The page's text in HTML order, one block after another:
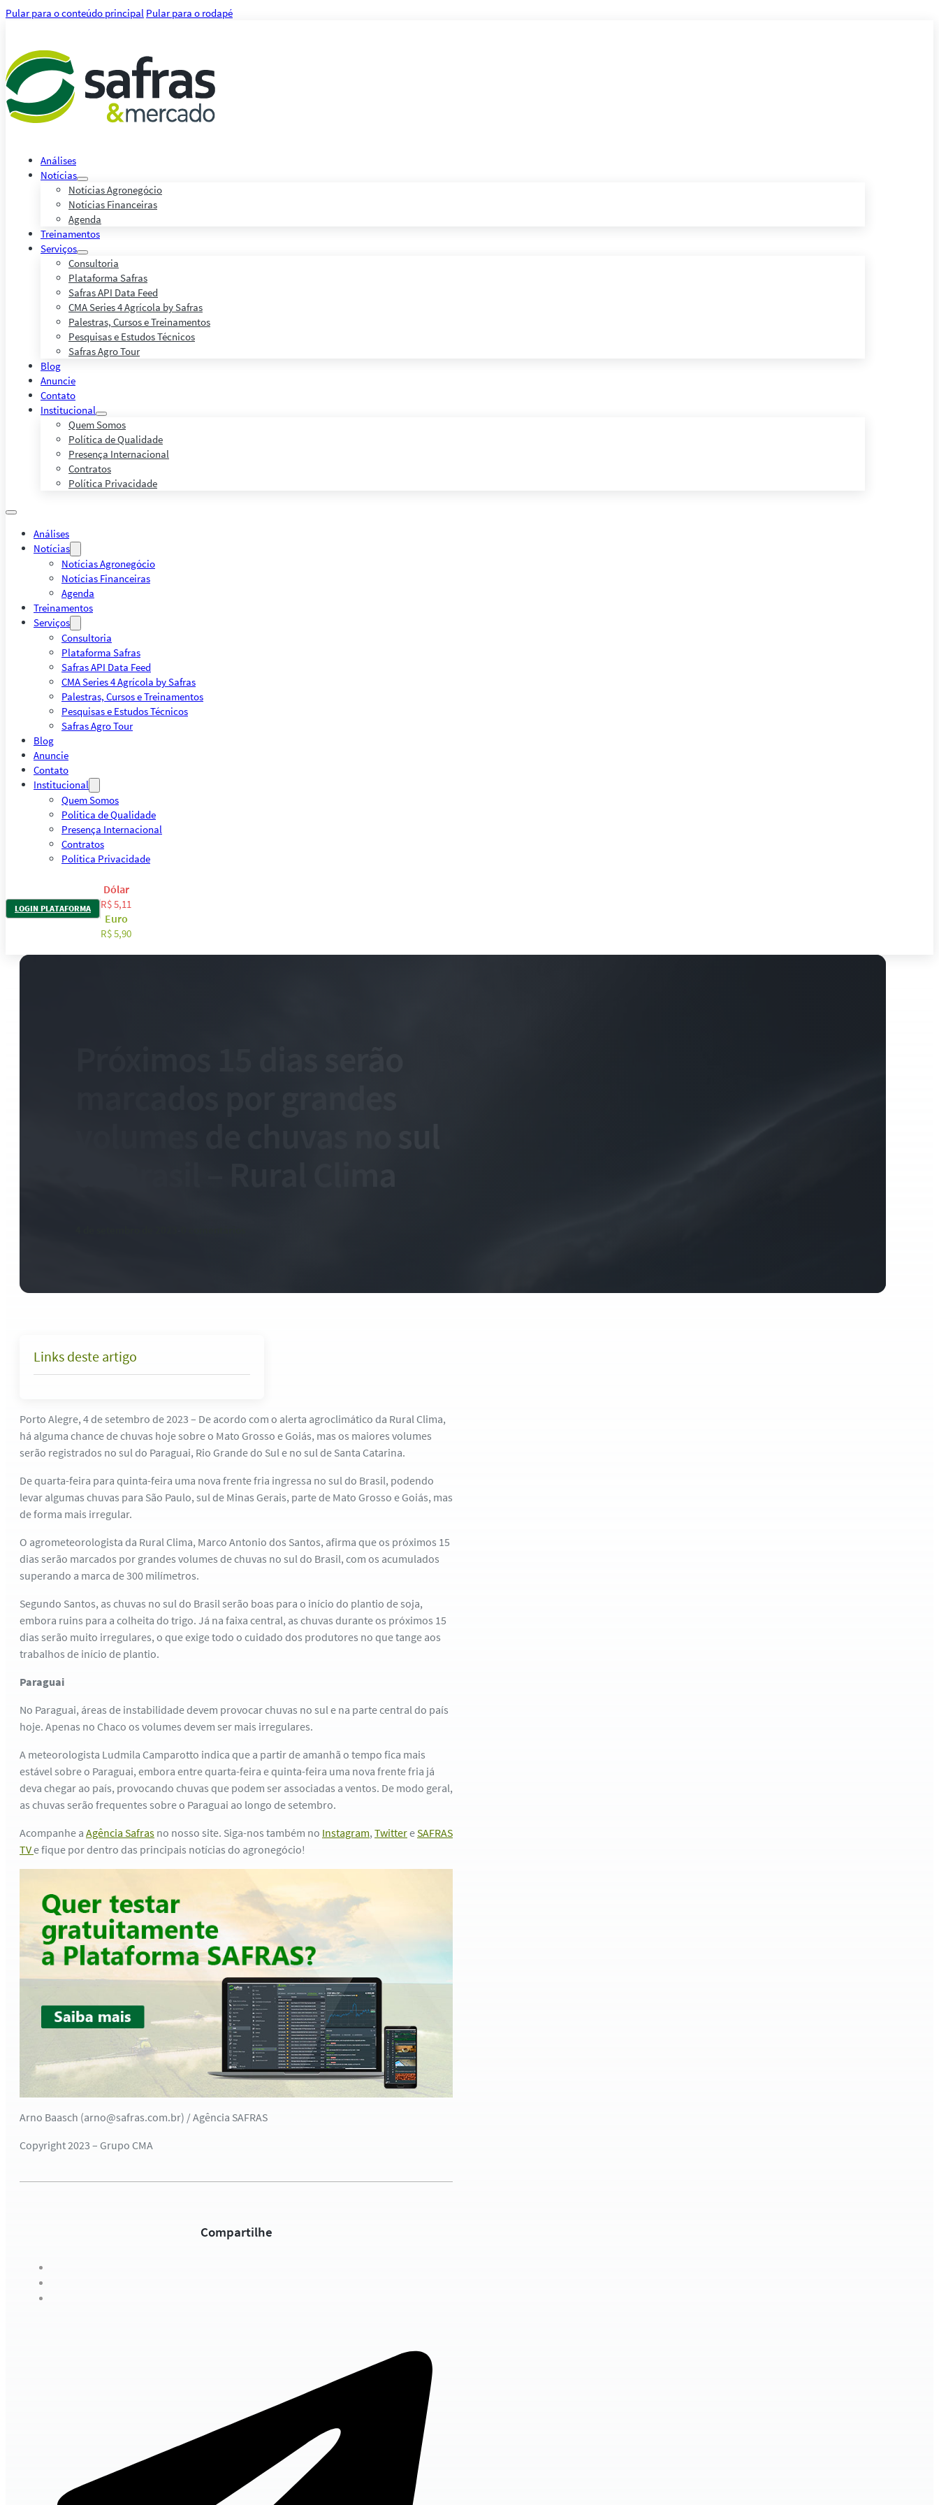
Pular para o conteúdo principal Pular para o rodapé
Análises
Notícias
Notícias Agronegócio
Notícias Financeiras
Agenda
Treinamentos
Serviços
Consultoria
Plataforma Safras
Safras API Data Feed
CMA Series 4 Agrícola by Safras
Palestras, Cursos e Treinamentos
Pesquisas e Estudos Técnicos
Safras Agro Tour
Blog
Anuncie
Contato
Institucional
Quem Somos
Política de Qualidade
Presença Internacional
Contratos
Política Privacidade
Análises
Notícias
Notícias Agronegócio
Notícias Financeiras
Agenda
Treinamentos
Serviços
Consultoria
Plataforma Safras
Safras API Data Feed
CMA Series 4 Agrícola by Safras
Palestras, Cursos e Treinamentos
Pesquisas e Estudos Técnicos
Safras Agro Tour
Blog
Anuncie
Contato
Institucional
Quem Somos
Política de Qualidade
Presença Internacional
Contratos
Política Privacidade
LOGIN PLATAFORMA
Dólar
R$ 5,11
Euro
R$ 5,90
Links deste artigo
Porto Alegre, 4 de setembro de 2023 – De acordo com o alerta agroclimático da Rural Clima,
há alguma chance de chuvas hoje sobre o Mato Grosso e Goiás, mas os maiores volumes
serão registrados no sul do Paraguai, Rio Grande do Sul e no sul de Santa Catarina.
De quarta-feira para quinta-feira uma nova frente fria ingressa no sul do Brasil, podendo
levar algumas chuvas para São Paulo, sul de Minas Gerais, parte de Mato Grosso e Goiás, mas
de forma mais irregular.
O agrometeorologista da Rural Clima, Marco Antonio dos Santos, afirma que os próximos 15
dias serão marcados por grandes volumes de chuvas no sul do Brasil, com os acumulados
superando a marca de 300 milímetros.
Segundo Santos, as chuvas no sul do Brasil serão boas para o início do plantio de soja,
embora ruins para a colheita do trigo. Já na faixa central, as chuvas durante os próximos 15
dias serão muito irregulares, o que exige todo o cuidado dos produtores no que tange aos
trabalhos de início de plantio.
Paraguai
No Paraguai, áreas de instabilidade devem provocar chuvas no sul e na parte central do país
hoje. Apenas no Chaco os volumes devem ser mais irregulares.
A meteorologista Ludmila Camparotto indica que a partir de amanhã o tempo fica mais
estável sobre o Paraguai, embora entre quarta-feira e quinta-feira uma nova frente fria já
deva chegar ao país, provocando chuvas que podem ser associadas a ventos. De modo geral,
as chuvas serão frequentes sobre o Paraguai ao longo de setembro.
Acompanhe a Agência Safras no nosso site. Siga-nos também no Instagram, TwittereSAFRAS
TVe fique por dentro das principais notícias do agronegócio!
Arno Baasch (arno@safras.com.br) / Agência SAFRAS
Copyright 2023 – Grupo CMA
Compartilhe